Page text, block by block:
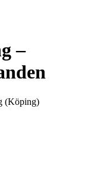
–
(Köping)